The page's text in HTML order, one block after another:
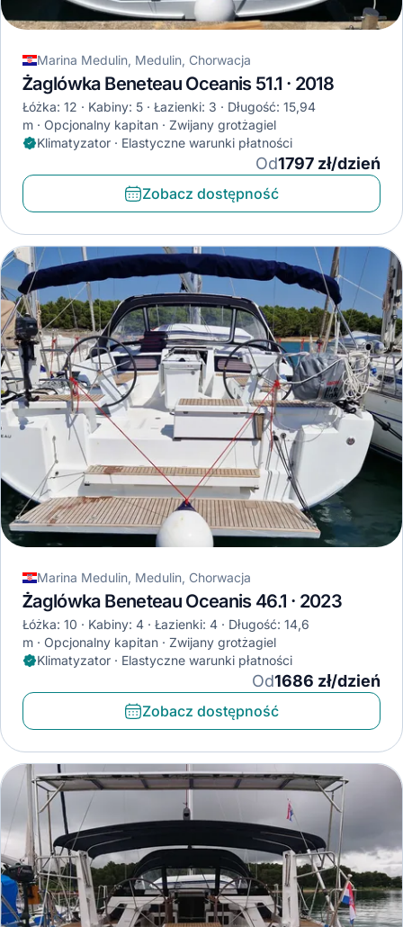
Marina Medulin, Medulin, Chorwacja
Żaglówka Beneteau Oceanis 51.1 · 2018
Łóżka: 12 Kabiny: 5 Łazienki: 3
Długość: 15,94
m
Opcjonalny kapitan
Zwijany grotżagiel
Klimatyzator · Elastyczne warunki płatności
Od1797 zł/dzień
Zobacz dostępność
Marina Medulin, Medulin, Chorwacja
Żaglówka Beneteau Oceanis 46.1 · 2023
Łóżka: 10 Kabiny: 4 Łazienki: 4
Długość: 14,6
m
Opcjonalny kapitan
Zwijany grotżagiel
Klimatyzator · Elastyczne warunki płatności
Od1686 zł/dzień
Zobacz dostępność